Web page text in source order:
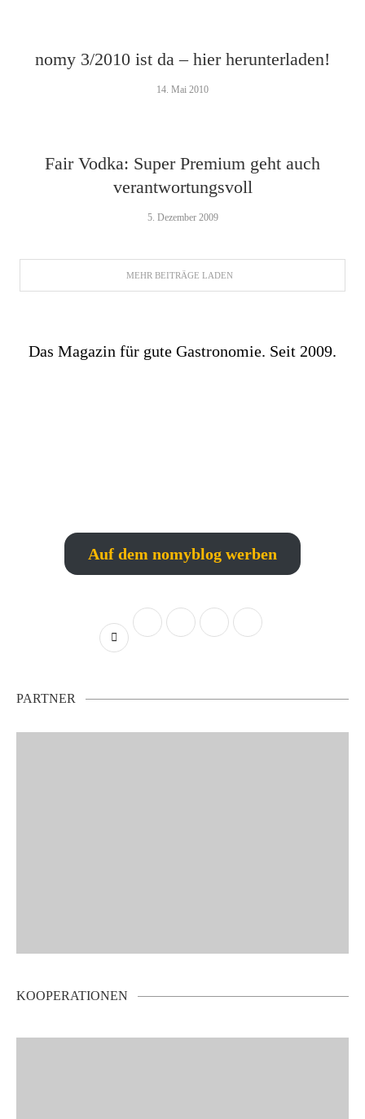
nomy 3/2010 ist da – hier herunterladen!
14. Mai 2010
Fair Vodka: Super Premium geht auch
verantwortungsvoll
5. Dezember 2009
MEHR BEITRÄGE LADEN
Das Magazin für gute Gastronomie. Seit 2009.
Auf dem nomyblog werben
PARTNER
KOOPERATIONEN